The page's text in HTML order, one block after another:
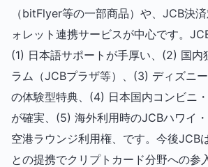
（bitFlyer等の一部商品）や、JCB決
ォレット連携サービスが中心です。
(1) 日本語サポートが手厚い、(2) 国内
ラム（JCBプラザ等）、(3) ディズニ
の体験型特典、(4) 日本国内コンビニ
が確実、(5) 海外利用時のJCBハワイ
空港ラウンジ利用権、です。今後JCB
との提携でクリプトカード分野への参